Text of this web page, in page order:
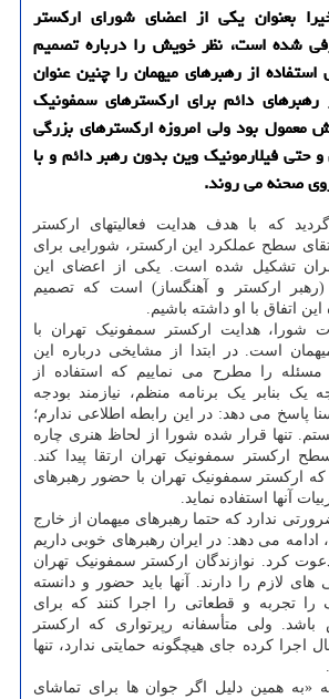
بعنوان یكی از اعضای شورای اركستر
شده است، نظر خویش را درباره تصمیم
از رهبرهای میهمان را چنین عنوان
رهبرهای دائم برای اركسترهای سمفونیك
سال پیش معمول بود ولی امروزه اركسترهای بزرگی
حتی فیلارمونیك وین بدون رهبر دائم و با
صحنه می روند.
که با هدف هدایت فعالیتهای ارکستر
سطح عملکرد این ارکستر، شورایی برای
تشکیل شده است. یکی از اعضای این
(رهبر ارکستر و آهنگساز) است که تصمیم
اتفاق با او داشته باشیم.
شورا، هدایت ارکستر سمفونیک تهران با
است. در ابتدا از مشایخی درباره این
را مطرح می نماییم که استفاده از
یک بنابر یک برنامه منظم، نیازمند بودجه
پاسخ می دهد: در این رابطه اطلاعی ندارم؛
تنها قرار شده شورا از لحاظ هنری چاره
ارکستر سمفونیک تهران ارتقا پیدا کند.
که ارکستر سمفونیک تهران با حضور رهبرهای
آنها استفاده نماید.
ضرورتی ندارد که حتما رهبرهای میهمان از خارج
می دهد: در ایران رهبرهای خوبی داریم
کرد. نوازندگان ارکستر سمفونیک تهران
های لازم را دارند. آنها باید حضور و دانسته
را تجربه و قطعاتی را اجرا کنند که برای
باشد. ولی متأسفانه رپرتواری که ارکستر
اجرا کرده جای هیچگونه حمایتی ندارد، تنها
همین دلیل اگر جوان ها برای تماشای